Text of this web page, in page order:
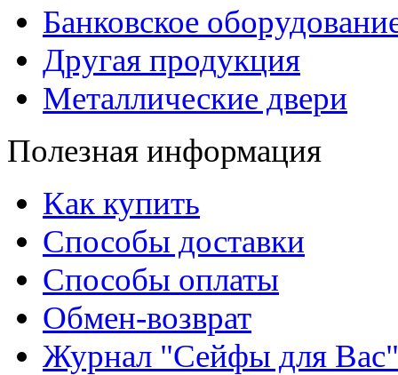
Банковское
Другая продукция
Металлические двери
Полезная информация
Как купить
Способы доставки
Способы оплаты
Обмен-возврат
Журнал "Сейфы для Вас"